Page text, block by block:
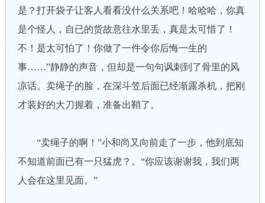
是？打开袋子让客人看看没什么关系吧！哈哈哈，你真
是个怪人，自已的货故意往水里丢，真是太可惜了！
不！是太可怕了！你做了一件令你后悔一生的
事……”静静的声音，但却是一句句讽刺到了骨里的风
凉话。卖绳子的脸，在深斗笠后面已经渐露杀机，把刚
才装好的大刀握着，准备出鞘了。
“卖绳子的啊！”小和尚又向前走了一步，他到底知
不知道前面已有一只猛虎？。“你应该谢谢我，我们两
人会在这里见面。”